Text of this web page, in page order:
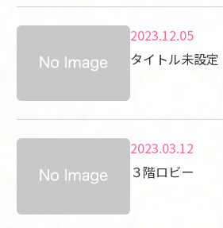
2023.12.05
タイトル未設定
2023.03.12
３階ロビー